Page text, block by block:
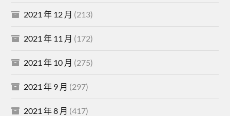
2021 年 12 月 (213)
2021 年 11 月 (172)
2021 年 10 月 (275)
2021 年 9 月 (297)
2021 年 8 月 (417)